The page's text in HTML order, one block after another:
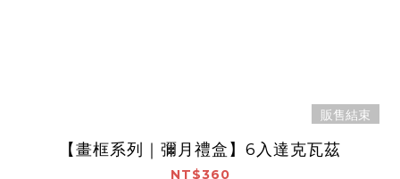
販售結束
【畫框系列｜彌月禮盒】6入達克瓦茲
NT$360